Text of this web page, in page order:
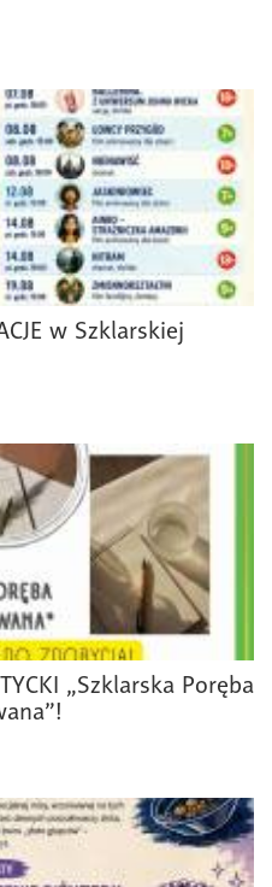
w Szklarskiej
„Szklarska Poręba